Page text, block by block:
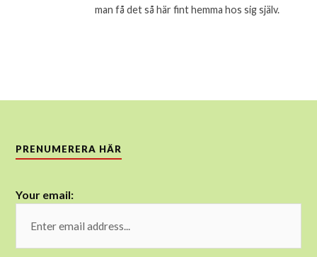
man få det så här fint hemma hos sig själv.
PRENUMERERA HÄR
Your email: